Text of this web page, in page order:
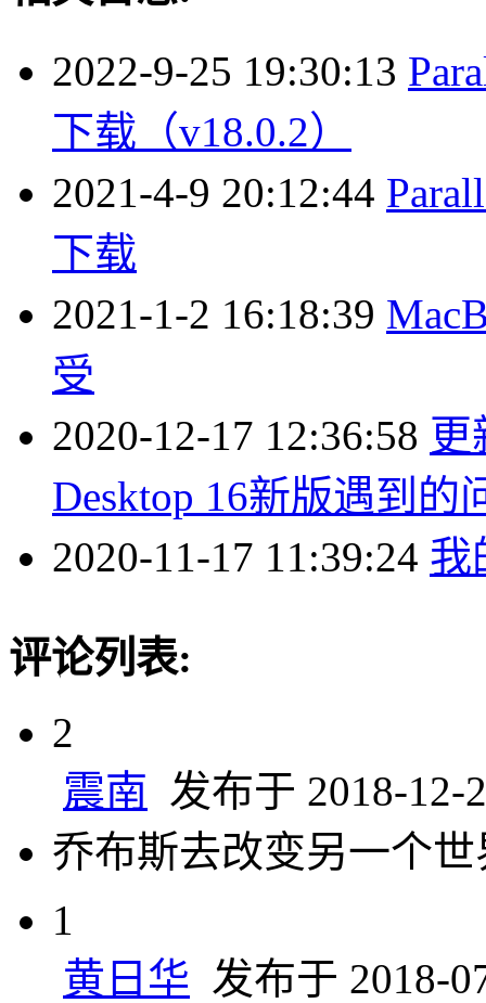
2022-9-25 19:30:13
下载（v18.0.2）
2021-4-9 20:12:44
下载
2021-1-2 16:18:39
受
2020-12-17 12:36:58 更
Desktop 16新版遇到的
2020-11-17 11:39:24 我
评论列表:
2
震南 发布于 2018-
乔布斯去改变另一个
1
黄日华 发布于 2018-